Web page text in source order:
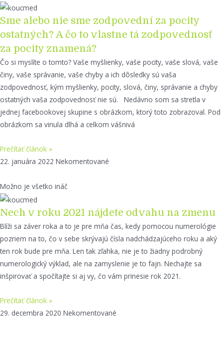
Sme alebo nie sme zodpovední za pocity
ostatných? A čo to vlastne tá zodpovednosť
za pocity znamená?
Čo si myslíte o tomto? Vaše myšlienky, vaše pocity, vaše slová, vaše
činy, vaše správanie, vaše chyby a ich dôsledky sú vaša
zodpovednosť, kým myšlienky, pocity, slová, činy, správanie a chyby
ostatných vaša zodpovednosť nie sú. Nedávno som sa stretla v
jednej facebookovej skupine s obrázkom, ktorý toto zobrazoval. Pod
obrázkom sa vinula dlhá a celkom vášnivá
Prečítať článok »
22. januára 2022 Nekomentované
Možno je všetko ináč
Nech v roku 2021 nájdete odvahu na zmenu
Blíži sa záver roka a to je pre mňa čas, kedy pomocou numerológie
pozriem na to, čo v sebe skrývajú čísla nadchádzajúceho roku a aký
ten rok bude pre mňa. Len tak zľahka, nie je to žiadny podrobný
numerologický výklad, ale na zamyslenie je to fajn. Nechajte sa
inšpirovať a spočítajte si aj vy, čo vám prinesie rok 2021.
Prečítať článok »
29. decembra 2020 Nekomentované